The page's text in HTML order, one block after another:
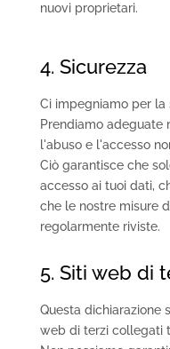
nuovi proprietari.
4. Sicurezza
Ci impegniamo per la
Prendiamo adeguate
l'abuso e l'accesso
Ciò garantisce che
accesso ai tuoi dati,
che le nostre misure
regolarmente riviste.
5. Siti web di
Questa dichiarazione
web di terzi collegati